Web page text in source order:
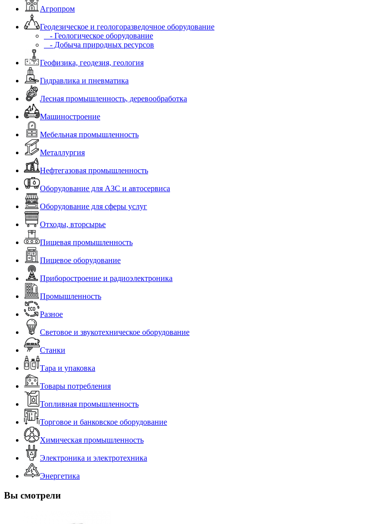
Агропром
Геодезическое и геологоразведочное оборудование
- Геологическое оборудование
- Добыча природных ресурсов
Геофизика, геодезия, геология
Гидравлика и пневматика
Лесная промышленность, деревообработка
Машиностроение
Мебельная промышленность
Металлургия
Нефтегазовая промышленность
Оборудование для АЗС и автосервиса
Оборудование для сферы услуг
Отходы, вторсырье
Пищевая промышленность
Пищевое оборудование
Приборостроение и радиоэлектроника
Промышленность
Разное
Световое и звукотехническое оборудование
Станки
Тара и упаковка
Товары потребления
Топливная промышленность
Торговое и банковское оборудование
Химическая промышленность
Электроника и электротехника
Энергетика
Вы смотрели